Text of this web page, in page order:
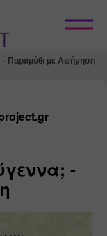
- Παραμύθι με Αφήγηση
-